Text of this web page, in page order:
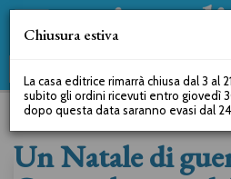
Un Natale di
Chiusura estiva
La casa editrice rimarrà chiusa dal 3 al
subito gli ordini ricevuti entro giovedì
dopo questa data saranno evasi dal